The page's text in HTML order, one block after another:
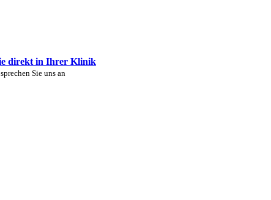
direkt in Ihrer Klinik
Sie uns an